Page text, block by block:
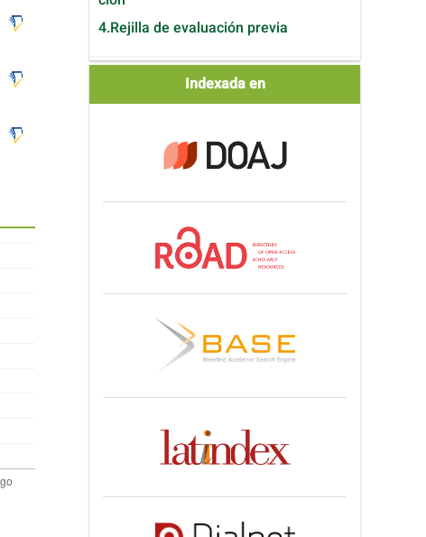
4.Rejilla de evaluación previa
Indexada en